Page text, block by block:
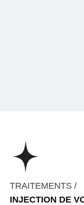
TRAITEMENTS /
INJECTION DE